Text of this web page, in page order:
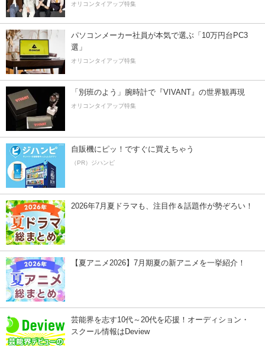
オリコンタイアップ特集
パソコンメーカー社員が本気で選ぶ「10万円台PC3
選」
オリコンタイアップ特集
「別班のよう」腕時計で『VIVANT』の世界観再現
オリコンタイアップ特集
自販機にピッ！ですぐに買えちゃう
（PR）ジハンピ
2026年7月夏ドラマも、注目作＆話題作が勢ぞろい！
【夏アニメ2026】7月期夏の新アニメを一挙紹介！
芸能界を志す10代～20代を応援！オーディション・
スクール情報はDeview